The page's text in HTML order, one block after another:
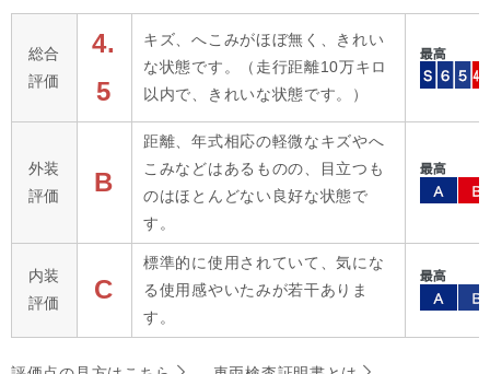
総合
評価
4.
5
キズ、へこみがほぼ無く、きれい
な状態です。（走行距離10万キロ
以内で、きれいな状態です。）
外装
評価
B
距離、年式相応の軽微なキズやへ
こみなどはあるものの、目立つも
のはほとんどない良好な状態で
す。
内装
評価
C
標準的に使用されていて、気にな
る使用感やいたみが若干ありま
す。